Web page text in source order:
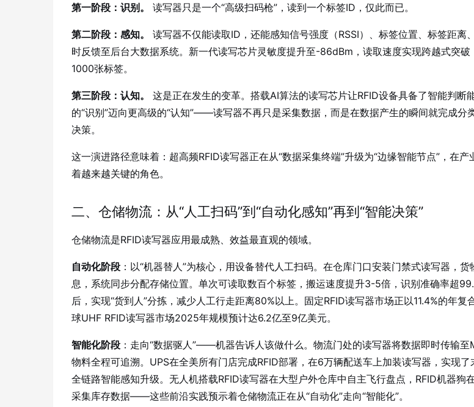
第一阶段：识别。 读写器只是一个“高级扫码枪”，读到一个标签ID，仅此而已。
第二阶段：感知。
读写器不仅能读取ID，还能感知信号强度（RSSI）、标签位置、标签距离
时反馈至后台大数据系统。新一代读写芯片灵敏度提升至-86dBm，读取速度实现跨越式突破
1000张标签。
第三阶段：认知。 这是正在发生的变革。搭载AI算法的读写芯片让RFID设备具备了智能判断
的“识别”迈向更高级的“认知”——读写器不再只是采集数据，而是在数据产生的瞬间就完成分
决策。
这一演进路径意味着：超高频RFID读写器正在从“数据采集终端”升级为“边缘智能节点”，在
着越来越关键的角色。
二、仓储物流：从“人工扫码”到“自动化感知”再到“智能决策”
仓储物流是RFID读写器应用最成熟、效益最直观的领域。
自动化阶段 ：以“机器替人”为核心，用设备替代人工扫码。在仓库门口安装门禁式读写器，
息，系统同步分配存储位置。单次可读取数百个标签，搬运速度提升3-5倍，识别准确率超
后，实现“货到人”分拣，减少人工行走距离80%以上 。固定RFID读写器市场正以11.4%的年复
球UHF RFID读写器市场2025年规模预计达6.2亿至9亿美元。
智能化阶段 ：走向“数据驱人”——机器告诉人该做什么。物流门处的读写器将数据即时传输至
物料全程可追溯。UPS在全美所有门店完成RFID部署，在6万辆配送车上加装读写器，实现
全链路智能感知升级。无人机搭载RFID读写器在大型户外仓库中自主飞行盘点 ，RFID机器狗
采集库存数据——这些前沿实践预示着仓储物流正在从“自动化”走向“智能化”。